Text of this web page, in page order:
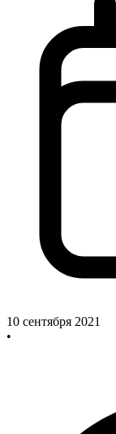
10 сентября 2021
•